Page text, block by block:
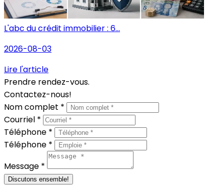
L'abc du crédit immobilier : 6...
2026-08-03
Lire l'article
Prendre rendez-vous.
Contactez-nous!
Nom complet *
Courriel *
Téléphone *
Téléphone *
Message *
Discutons ensemble!